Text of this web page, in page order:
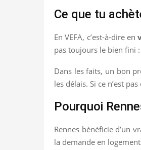
Ce que tu
En VEFA, c’est-à-dire en
pas toujours le bien fini
Dans les faits, un bon
les délais. Si ce n’est
Pourquoi
Rennes bénéficie d’un
la demande en